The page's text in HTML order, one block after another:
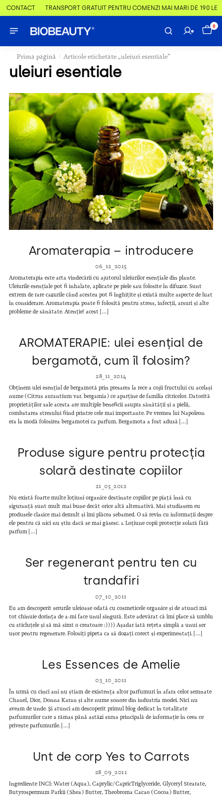
CONTACT TRANSPORT GRATUIT PENTRU COMENZI MAI MARI DE 190 LEI
0
Prima pagină / Articole etichetate „uleiuri esentiale”
uleiuri esentiale
Aromaterapia – introducere
06_12_2015
Aromaterapia este arta vindecării cu ajutorul uleiurilor esențiale din plante.
Uleiurile esențiale pot fi inhalate, aplicate pe piele sau folosite în difuzor. Sunt
extrem de rare cazurile când acestea pot fi înghițite și există multe aspecte de luat
în considerare. Aromaterapia poate fi folosită pentru stress, infecții, arsuri și alte
probleme de sănătate. Atenție! acest […]
AROMATERAPIE: ulei esențial de
bergamotă, cum îl folosim?
28_11_2014
Obținem ulei esențial de bergamotă prin presarea la rece a cojii fructului cu același
nume (Citrus aurantium var. bergamia) ce aparține de familia citricelor. Datorită
proprietăților sale acesta are multiple beneficii asupra sănătății și a pielii,
combatarea stresului fiind printre cele mai importante. Pe vremea lui Napoleon
era la modă folosirea bergamotei ca parfum. Bergamota a fost adusă […]
Produse sigure pentru protecția
solară destinate copiilor
21_05_2012
Nu există foarte multe loțiuni organice destinate copiilor pe piață însă cu
siguranță sunt mult mai bune decât orice altă alternativă. Mai studiasem eu
produsele clasice mai demult și îmi plăcea sebamed. O să revin cu informații despre
ele pentru că nici nu știu dacă se mai găsesc. 1. Loțiune copii protecție solară fără
parfum […]
Ser regenerant pentru ten cu
trandafiri
07_10_2011
Eu am descoperit serurile uleioase odată cu cosmeticele organice și de atunci mă
tot chinuie dorința de a-mi face unul singură. Este adevărat că îmi place să umblu
cu sticluțele și să mă simt o creatoare :)))) Așadar iată rețeta simplă a unui ser
ușor pentru regenerare. Folosiți pipeta ca să dozați corect și experimentați. […]
Les Essences de Amelie
03_10_2011
În urmă cu cinci ani nu știam de existența altor parfumuri în afara celor semnate
Chanel, Dior, Donna Karan și alte nume sonore din industria modei. Nici nu
aveam de unde. Și atunci am descoperit primul blog dedicat în totalitate
parfumurilor care a rămas până astăzi sursa principală de informație în ceea ce
privește parfumurile. […]
Unt de corp Yes to Carrots
28_09_2011
Ingrediente INCI: Water (Aqua), Caprylic/CapricTriglyceride, Glyceryl Stearate,
Butyrospermum Parkii (Shea) Butter, Theobroma Cacao (Cocoa) Butter,